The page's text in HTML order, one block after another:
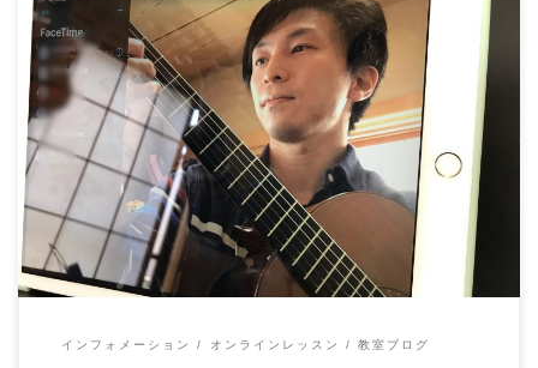
こんにちは、イハラ音楽教室の伊原鉄朗です。 日に日に自粛や
規制、学校も休校要請など 新型コロナウィル […]
インフォメーション オンラインレッスン 教室ブログ